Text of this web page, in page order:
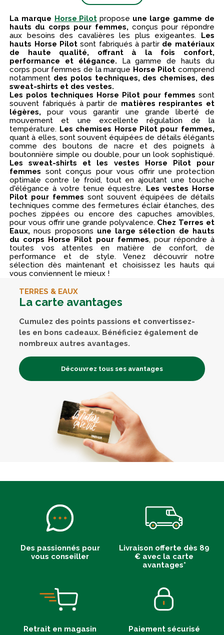
La marque Horse Pilotpropose une large gamme de
hauts du corps pour femmes, conçus pour répondre
aux besoins des cavalières les plus exigeantes. Les
hauts Horse Pilotsont fabriqués à partir de matériaux
de haute qualité, offrant à la fois confort,
performance et élégance. La gamme de hauts du
corps pour femmes de la marque Horse Pilot comprend
notamment des polos techniques, des chemises, des
sweat-shirts et des vestes.
Les polos techniques Horse Pilot pour femmes sont
souvent fabriqués à partir de matières respirantes et
légères, pour vous garantir une grande liberté de
mouvement et une excellente régulation de la
température. Les chemises Horse Pilot pour femmes,
quant à elles, sont souvent équipées de détails élégants
comme des boutons de nacre et des poignets à
boutonnière simple ou double, pour un look sophistiqué.
Les sweat-shirts et les vestes Horse Pilot pour
femmes sont conçus pour vous offrir une protection
optimale contre le froid, tout en ajoutant une touche
d'élégance à votre tenue équestre. Les vestes Horse
Pilot pour femmes sont souvent équipées de détails
techniques comme des fermetures éclair étanches, des
poches zippées ou encore des capuches amovibles,
pour vous offrir une grande polyvalence. Chez Terres et
Eaux, nous proposons une large sélection de hauts
du corps Horse Pilot pour femmes, pour répondre à
toutes vos attentes en matière de confort, de
performance et de style. Venez découvrir notre
sélection dès maintenant et choisissez les hauts qui
vous conviennent le mieux !
TERRES & EAUX
La carte avantages
Cumulez des points passions et convertissez-
les en bons cadeaux. Bénéficiez également de
nombreux autres avantages.
Découvrez tous ses avantages
Des passionnés pour
vous conseiller
Livraison offerte dès 89
€ avec la carte
avantages*
Retrait en magasin Paiement sécurisé